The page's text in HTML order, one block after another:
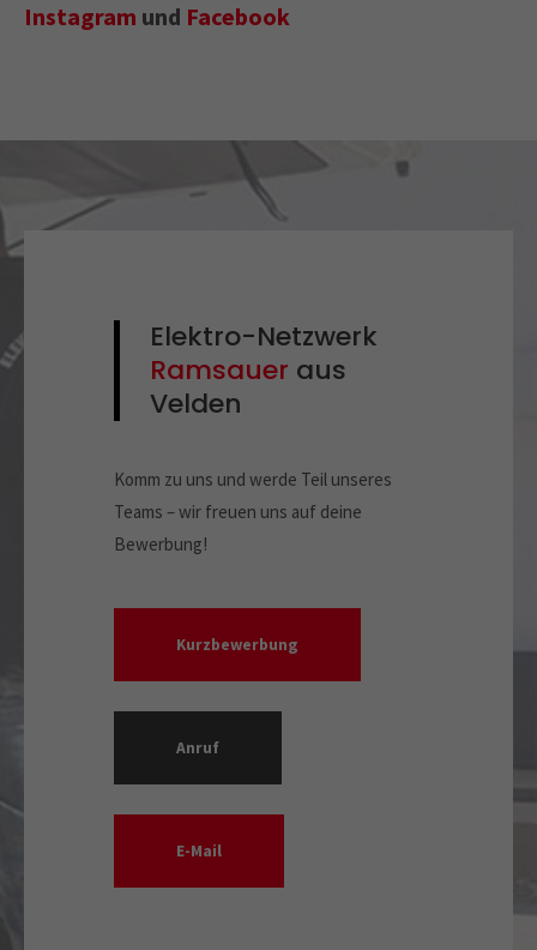
Instagram und Facebook
Elektro-Netzwerk
Ramsauer aus
Velden
Komm zu uns und werde Teil unseres
Teams – wir freuen uns auf deine
Bewerbung!
Kurzbewerbung
Anruf
E-Mail